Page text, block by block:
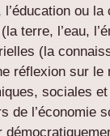
ou la
terre, l’eau,
(la
réflexion sur le
sociales
de l’économie